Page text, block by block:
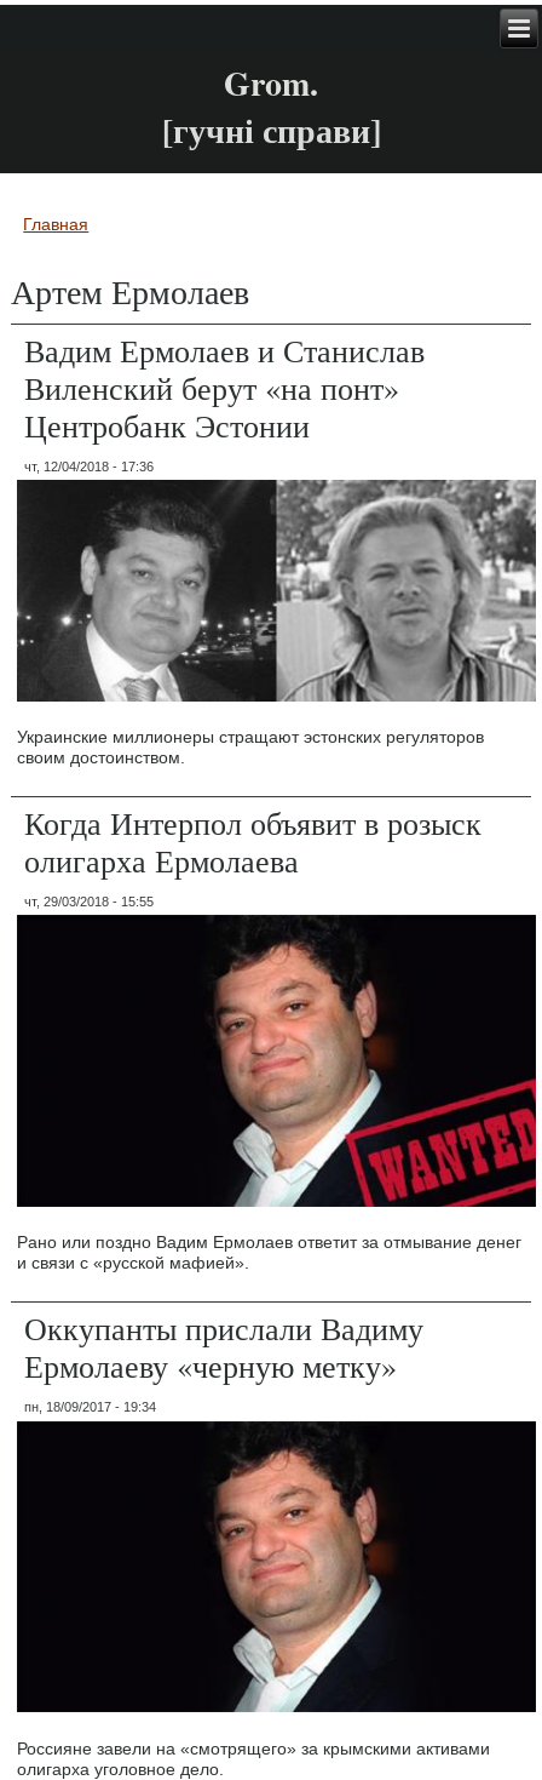
Grom.
[гучні справи]
Вы здесь
Главная
Артем Ермолаев
Вадим Ермолаев и Станислав
Виленский берут «на понт»
Центробанк Эстонии
чт, 12/04/2018 - 17:36
Украинские миллионеры стращают эстонских регуляторов
своим достоинством.
Когда Интерпол объявит в розыск
олигарха Ермолаева
чт, 29/03/2018 - 15:55
Рано или поздно Вадим Ермолаев ответит за отмывание денег
и связи с «русской мафией».
Оккупанты прислали Вадиму
Ермолаеву «черную метку»
пн, 18/09/2017 - 19:34
Россияне завели на «смотрящего» за крымскими активами
олигарха уголовное дело.